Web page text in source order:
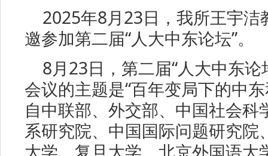
2025年8月23日，我所王宇洁
邀参加第二届“人大中东论坛”。
8月23日，第二届“人大中东
会议的主题是“百年变局下的中
自中联部、外交部、中国社会科
系研究院、中国国际问题研究院
大学、复旦大学、北京外国语大